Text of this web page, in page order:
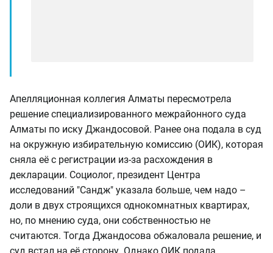
Апелляционная коллегия Алматы пересмотрела
решение специализированного межрайонного суда
Алматы по иску Джандосовой. Ранее она подала в суд
на окружную избирательную комиссию (ОИК), которая
сняла её с регистрации из-за расхождения в
декларации. Социолог, президент Центра
исследований "Сандж" указала больше, чем надо –
доли в двух строящихся однокомнатных квартирах,
но, по мнению суда, они собственностью не
считаются. Тогда Джандосова обжаловала решение, и